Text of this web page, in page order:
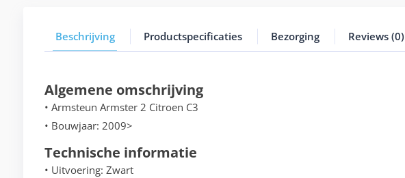
Beschrijving Productspecificaties Bezorging Reviews (0)
Algemene omschrijving
• Armsteun Armster 2 Citroen C3
• Bouwjaar: 2009>
Technische informatie
• Uitvoering: Zwart